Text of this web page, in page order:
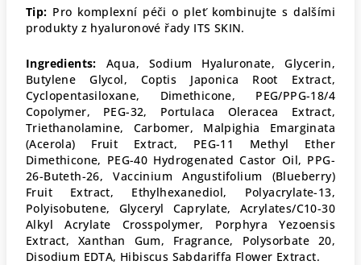
Tip: Pro komplexní péči o pleť kombinujte s dalšími
produkty z hyaluronové řady ITS SKIN.
Ingredients: Aqua, Sodium Hyaluronate, Glycerin,
Butylene Glycol, Coptis Japonica Root Extract,
Cyclopentasiloxane, Dimethicone, PEG/PPG-18/4
Copolymer, PEG-32, Portulaca Oleracea Extract,
Triethanolamine, Carbomer, Malpighia Emarginata
(Acerola) Fruit Extract, PEG-11 Methyl Ether
Dimethicone, PEG-40 Hydrogenated Castor Oil, PPG-
26-Buteth-26, Vaccinium Angustifolium (Blueberry)
Fruit Extract, Ethylhexanediol, Polyacrylate-13,
Polyisobutene, Glyceryl Caprylate, Acrylates/C10-30
Alkyl Acrylate Crosspolymer, Porphyra Yezoensis
Extract, Xanthan Gum, Fragrance, Polysorbate 20,
Disodium EDTA, Hibiscus Sabdariffa Flower Extract.